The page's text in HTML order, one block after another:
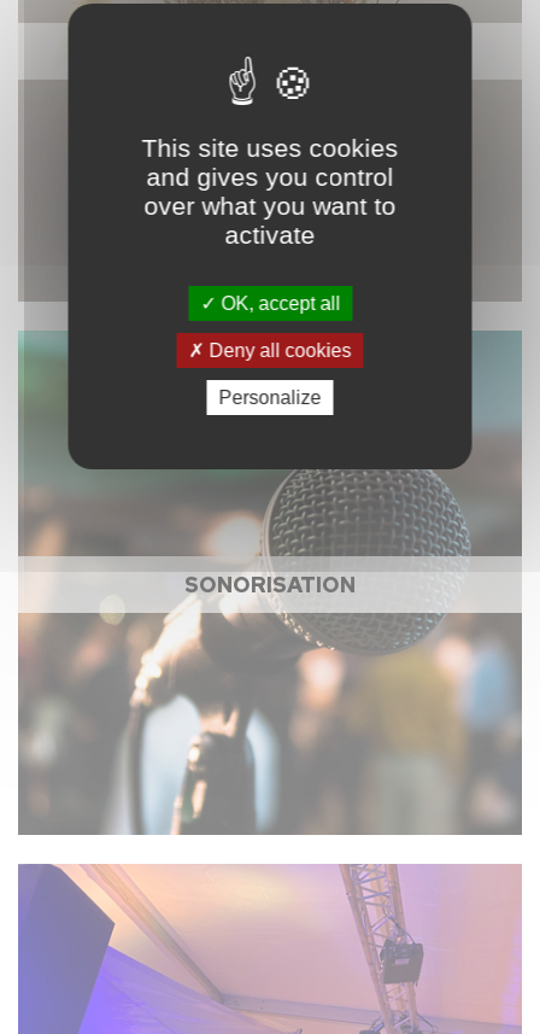
DÉCORATION
SONORISATION
This site uses cookies
and gives you control
over what you want to
activate
OK, accept all
Deny all cookies
Personalize